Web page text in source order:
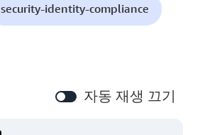
security-identity-compliance
자동 재생 끄기